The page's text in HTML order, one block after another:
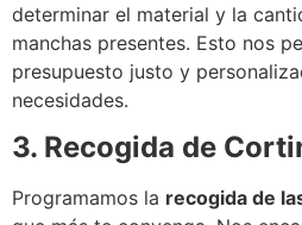
determinar el material y la
manchas presentes. Esto nos
presupuesto justo y
necesidades.
3. Recogida de
Programamos la recogida de